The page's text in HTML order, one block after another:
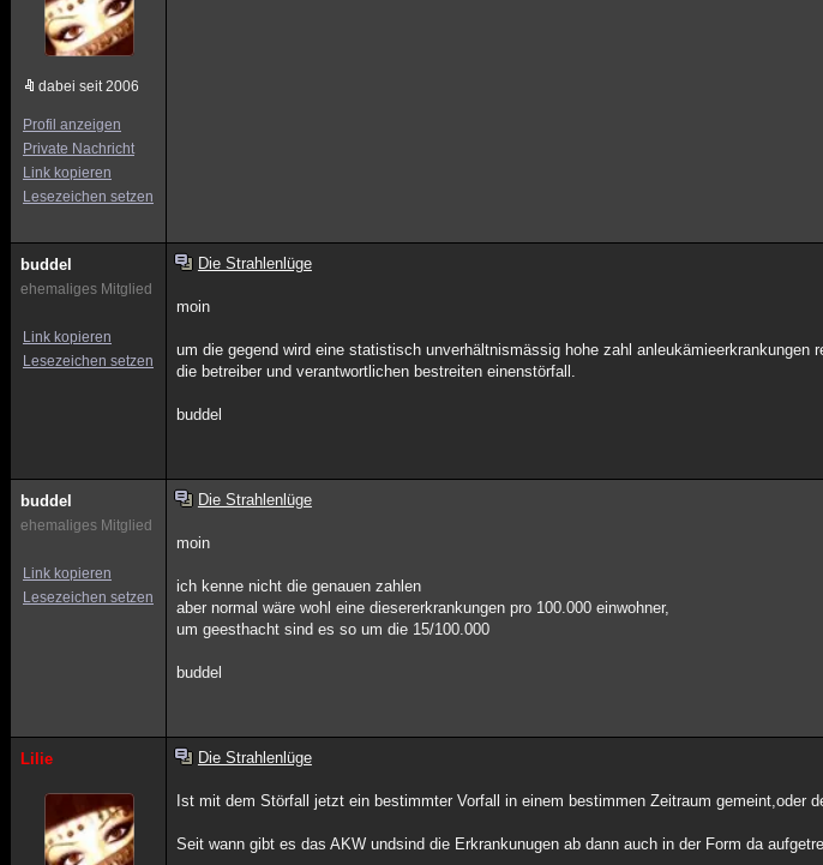
dabei seit 2006
Profil anzeigen
Private Nachricht
Link kopieren
Lesezeichen setzen
buddel
ehemaliges Mitglied
Link kopieren
Lesezeichen setzen
Die Strahlenlüge
moin
um die gegend wird eine statistisch unverhältnismässig hohe zahl anleukämieerkrankungen
die betreiber und verantwortlichen bestreiten einenstörfall.
buddel
buddel
ehemaliges Mitglied
Link kopieren
Lesezeichen setzen
Die Strahlenlüge
moin
ich kenne nicht die genauen zahlen
aber normal wäre wohl eine diesererkrankungen pro 100.000 einwohner,
um geesthacht sind es so um die 15/100.000
buddel
Lilie Die Strahlenlüge
Ist mit dem Störfall jetzt ein bestimmter Vorfall in einem bestimmen Zeitraum gemeint,oder
Seit wann gibt es das AKW undsind die Erkrankunugen ab dann auch in der Form da